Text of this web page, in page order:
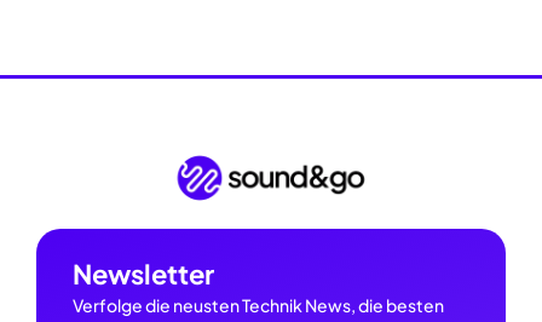
Newsletter
Verfolge die neusten Technik News, die besten